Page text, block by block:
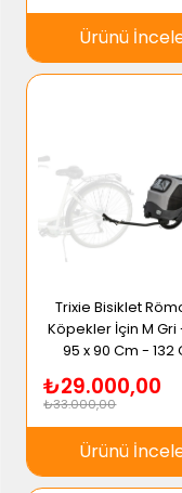
Ürünü
Trixie Bisiklet
Köpekler İçin M Gri
95 x 90 Cm - 132
₺29.000,00
₺33.000,00
Ürünü